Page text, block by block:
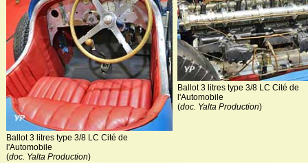
Ballot 3 litres type 3/8 LC Cité de
l'Automobile
(doc. Yalta Production)
Ballot 3 litres type 3/8 LC Cité de
l'Automobile
(doc. Yalta Production)